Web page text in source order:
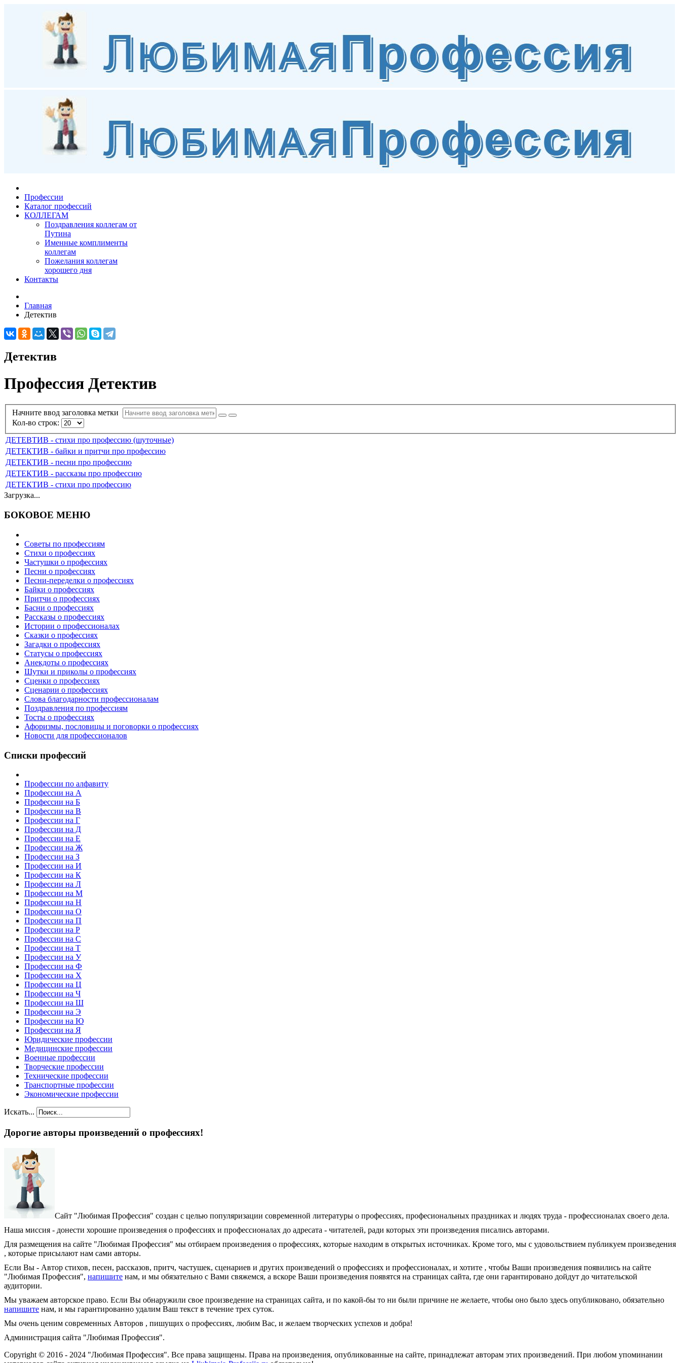
Профессии
Каталог профессий
КОЛЛЕГАМ
Поздравления коллегам от
Путина
Именные комплименты
коллегам
Пожелания коллегам
хорошего дня
Контакты
Главная
Детектив
Детектив
Профессия Детектив
Начните ввод заголовка метки
Кол-во строк:
ДЕТЕВТИВ - стихи про профессию (шуточные)
ДЕТЕКТИВ - байки и притчи про профессию
ДЕТЕКТИВ - песни про профессию
ДЕТЕКТИВ - рассказы про профессию
ДЕТЕКТИВ - стихи про профессию
Загрузка...
БОКОВОЕ МЕНЮ
Советы по профессиям
Стихи о профессиях
Частушки о профессиях
Песни о профессиях
Песни-переделки о профессиях
Байки о профессиях
Притчи о профессиях
Басни о профессиях
Рассказы о профессиях
Истории о профессионалах
Сказки о профессиях
Загадки о профессиях
Статусы о профессиях
Анекдоты о профессиях
Шутки и приколы о профессиях
Сценки о профессиях
Сценарии о профессиях
Слова благодарности профессионалам
Поздравления по профессиям
Тосты о профессиях
Афоризмы, пословицы и поговорки о профессиях
Новости для профессионалов
Списки профессий
Профессии по алфавиту
Профессии на А
Профессии на Б
Профессии на В
Профессии на Г
Профессии на Д
Профессии на Е
Профессии на Ж
Профессии на З
Профессии на И
Профессии на К
Профессии на Л
Профессии на М
Профессии на Н
Профессии на О
Профессии на П
Профессии на Р
Профессии на С
Профессии на Т
Профессии на У
Профессии на Ф
Профессии на Х
Профессии на Ц
Профессии на Ч
Профессии на Ш
Профессии на Э
Профессии на Ю
Профессии на Я
Юридические профессии
Медицинские профессии
Военные профессии
Творческие профессии
Технические профессии
Транспортные профессии
Экономические профессии
Искать...
Дорогие авторы произведений о профессиях!
Сайт "Любимая Профессия" создан c целью популяризации современной литературы о профессиях, професиональных праздниках и людях труда - профессионалах своего дела.
Наша миссия - донести хорошие произведения о профессиях и профессионалах до адресата - читателей, ради которых эти произведения писались авторами.
Для размещения на сайте "Любимая Профессия" мы отбираем произведения о профессиях, которые находим в открытых источниках. Кроме того, мы с удовольствием публикуем произведения
, которые присылают нам сами авторы.
Если Вы - Автор стихов, песен, рассказов, притч, частушек, сценариев и других произведений о профессиях и профессионалах, и хотите , чтобы Ваши произведения появились на сайте
"Любимая Профессия", напишите нам, и мы обязательно с Вами свяжемся, а вскоре Ваши произведения появятся на страницах сайта, где они гарантировано дойдут до читательской
аудитории.
Мы уважаем авторское право. Если Вы обнаружили свое произведение на страницах сайта, и по какой-бы то ни были причине не желаете, чтобы оно было здесь опубликовано, обязательно
напишите нам, и мы гарантированно удалим Ваш текст в течение трех суток.
Мы очень ценим современных Авторов , пишущих о профессиях, любим Вас, и желаем творческих успехов и добра!
Администрация сайта "Любимая Профессия".
Copyright © 2016 - 2024 "Любимая Профессия". Все права защищены. Права на произведения, опубликованные на сайте, принадлежат авторам этих произведений. При любом упоминании